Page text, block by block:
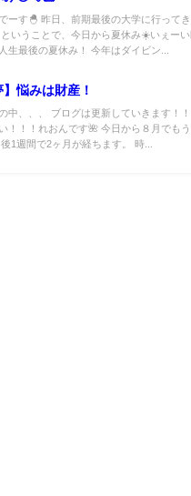
ーす🐣 昨日、前期最後の大学に行って
ということで、今日から夏休み☀️いぇー
生最後の夏休み！ 今年はダイビン...
】悩みは財産！
中、、、 ブログは更新していきます！
！！！れおんです🌺 今日から８月でも
1週間で2ヶ月が経ちます。 時...